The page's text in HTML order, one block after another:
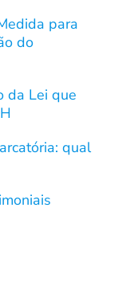
para
do
da Lei que
qual